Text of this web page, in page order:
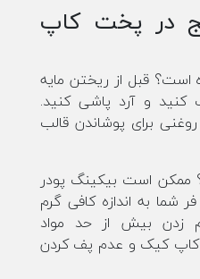
در پخت کاپ
قبل از ریختن مایه
و آرد پاشی کنید.
برای پوشاندن قالب
است بیکینگ پودر
شما به اندازه کافی گرم
زدن بیش از حد مواد
کیک و عدم پف کردن